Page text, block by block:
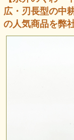
広・刃長型の中
の人気商品を弊